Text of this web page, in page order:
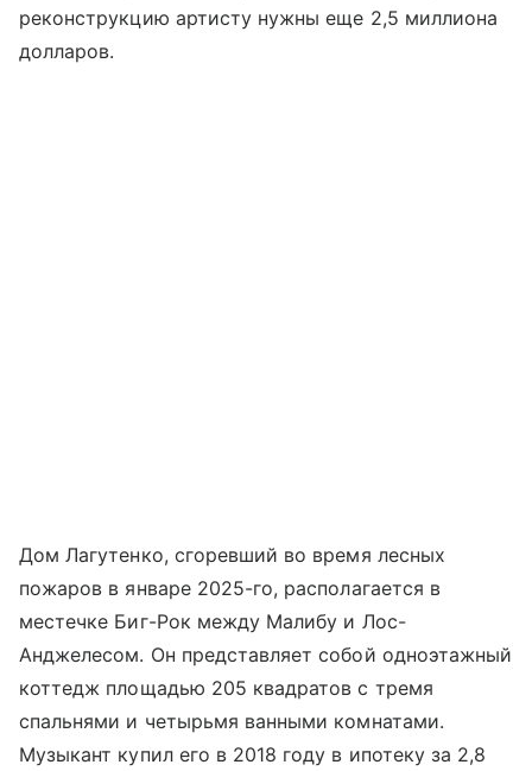
реконструкцию артисту нужны еще 2,5 миллиона
долларов.
Дом Лагутенко, сгоревший во время лесных
пожаров в январе 2025-го, располагается в
местечке Биг-Рок между Малибу и Лос-
Анджелесом. Он представляет собой одноэтажный
коттедж площадью 205 квадратов с тремя
спальнями и четырьмя ванными комнатами.
Музыкант купил его в 2018 году в ипотеку за 2,8